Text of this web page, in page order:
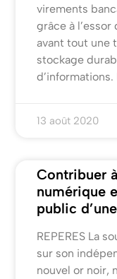
virements
grâce à
avant tout une
stockage
d’informations.
13 août 2020
Contribuer
numérique
public
REPERES La
sur son
nouvel or noir,